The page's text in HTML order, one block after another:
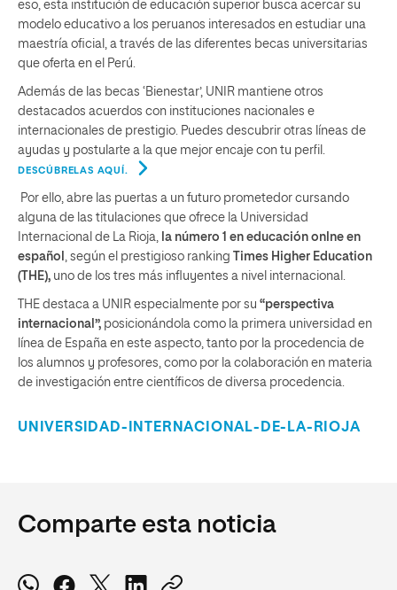
eso, esta institución de educación superior busca acercar su
modelo educativo a los peruanos interesados en estudiar una
maestría oficial, a través de las diferentes becas universitarias
que oferta en el Perú.
Además de las becas ‘Bienestar’, UNIR mantiene otros
destacados acuerdos con instituciones nacionales e
internacionales de prestigio. Puedes descubrir otras líneas de
ayudas y postularte a la que mejor encaje con tu perfil.
DESCÚBRELAS AQUÍ.
Por ello, abre las puertas a un futuro prometedor cursando
alguna de las titulaciones que ofrece la Universidad
Internacional de La Rioja, la número 1 en educación onlne en
español , según el prestigioso ranking Times Higher Education
(THE), uno de los tres más influyentes a nivel internacional.
THE destaca a UNIR especialmente por su “perspectiva
internacional”, posicionándola como la primera universidad en
línea de España en este aspecto, tanto por la procedencia de
los alumnos y profesores, como por la colaboración en materia
de investigación entre científicos de diversa procedencia.
UNIVERSIDAD-INTERNACIONAL-DE-LA-RIOJA
Comparte esta noticia